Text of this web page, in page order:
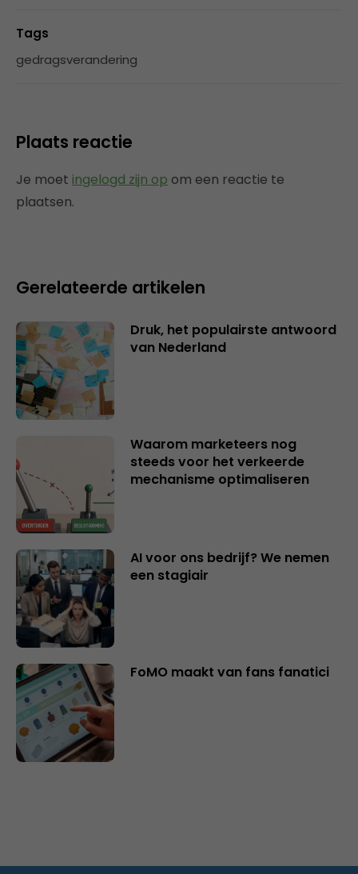
Tags
gedragsverandering
Plaats reactie
Je moet ingelogd zijn op om een reactie te
plaatsen.
Gerelateerde artikelen
Druk, het populairste antwoord
van Nederland
Waarom marketeers nog
steeds voor het verkeerde
mechanisme optimaliseren
AI voor ons bedrijf? We nemen
een stagiair
FoMO maakt van fans fanatici